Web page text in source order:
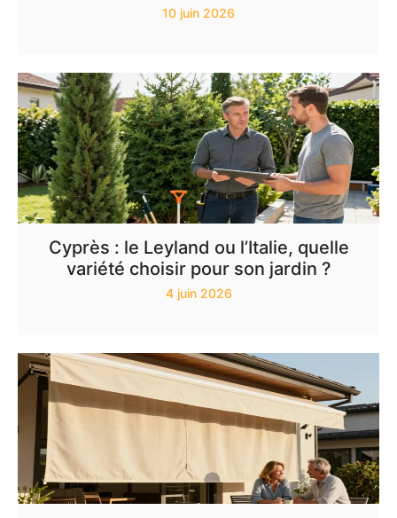
10 juin 2026
Cyprès : le Leyland ou l’Italie, quelle
variété choisir pour son jardin ?
4 juin 2026